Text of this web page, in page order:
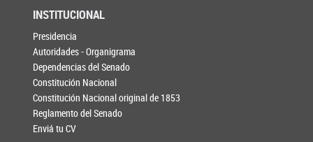
INSTITUCIONAL
Presidencia
Autoridades - Organigrama
Dependencias del Senado
Constitución Nacional
Constitución Nacional original de 1853
Reglamento del Senado
Enviá tu CV